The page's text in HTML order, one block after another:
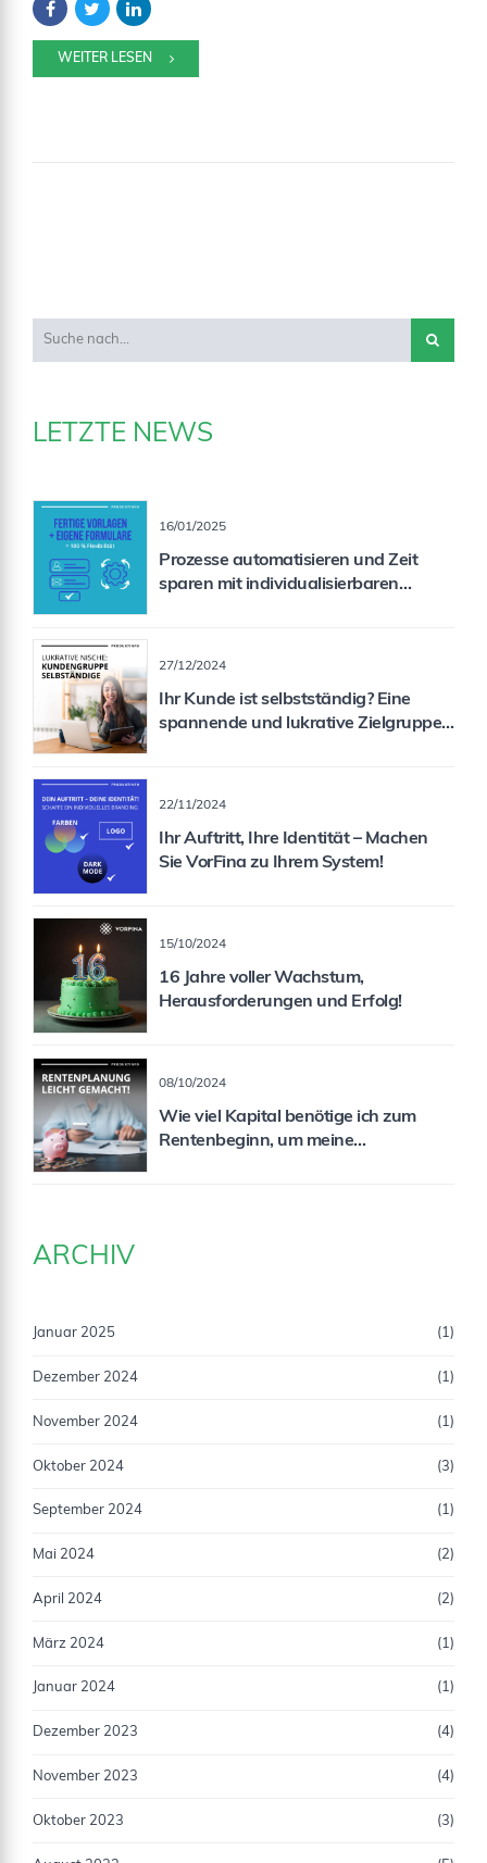
WEITER LESEN
LETZTE NEWS
16/01/2025
Prozesse automatisieren und Zeit
sparen mit individualisierbaren
27/12/2024
Ihr Kunde ist selbstständig? Eine
spannende und lukrative Zielgruppe
22/11/2024
Ihr Auftritt, Ihre Identität – Machen
Sie VorFina zu Ihrem System!
15/10/2024
16 Jahre voller Wachstum,
Herausforderungen und Erfolg!
08/10/2024
Wie viel Kapital benötige ich zum
Rentenbeginn, um meine
ARCHIV
Januar 2025 (1)
Dezember 2024 (1)
November 2024 (1)
Oktober 2024 (3)
September 2024 (1)
Mai 2024 (2)
April 2024 (2)
März 2024 (1)
Januar 2024 (1)
Dezember 2023 (4)
November 2023 (4)
Oktober 2023 (3)